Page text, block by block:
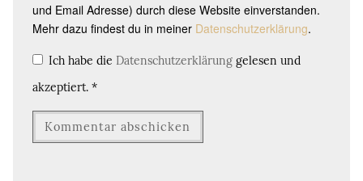
und Email Adresse) durch diese Website einverstanden.
Mehr dazu findest du in meiner Datenschutzerklärung.
Ich habe die Datenschutzerklärung gelesen und
akzeptiert. *